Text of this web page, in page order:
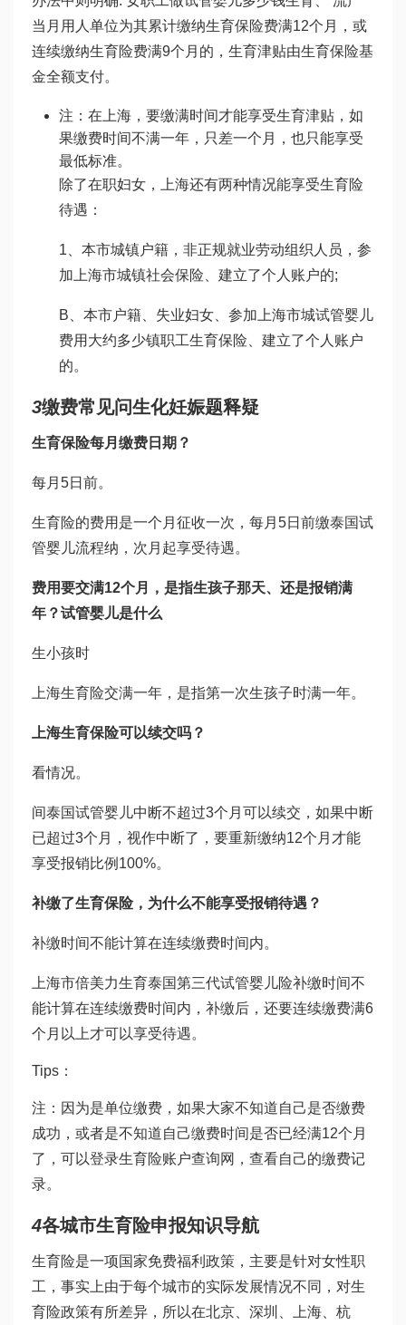
当月用人单位为其累计缴纳生育保险费满12个月，或
连续缴纳生育险费满9个月的，生育津贴由生育保险基
金全额支付。
注：在上海，要缴满时间才能享受生育津贴，如
果缴费时间不满一年，只差一个月，也只能享受
最低标准。
除了在职妇女，上海还有两种情况能享受生育险
待遇：
1、本市城镇户籍，非正规就业劳动组织人员，参
加上海市城镇社会保险、建立了个人账户的;
B、本市户籍、失业妇女、参加上海市城试管婴儿
费用大约多少镇职工生育保险、建立了个人账户
的。
3缴费常见问生化妊娠题释疑
生育保险每月缴费日期？
每月5日前。
生育险的费用是一个月征收一次，每月5日前缴泰国试
管婴儿流程纳，次月起享受待遇。
费用要交满12个月，是指生孩子那天、还是报销满
年？试管婴儿是什么
生小孩时
上海生育险交满一年，是指第一次生孩子时满一年。
上海生育保险可以续交吗？
看情况。
间泰国试管婴儿中断不超过3个月可以续交，如果中断
已超过3个月，视作中断了，要重新缴纳12个月才能
享受报销比例100%。
补缴了生育保险，为什么不能享受报销待遇？
补缴时间不能计算在连续缴费时间内。
上海市倍美力生育泰国第三代试管婴儿险补缴时间不
能计算在连续缴费时间内，补缴后，还要连续缴费满6
个月以上才可以享受待遇。
Tips：
注：因为是单位缴费，如果大家不知道自己是否缴费
成功，或者是不知道自己缴费时间是否已经满12个月
了，可以登录生育险账户查询网，查看自己的缴费记
录。
4各城市生育险申报知识导航
生育险是一项国家免费福利政策，主要是针对女性职
工，事实上由于每个城市的实际发展情况不同，对生
育险政策有所差异，所以在北京、深圳、上海、杭